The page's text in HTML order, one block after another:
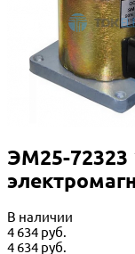
ЭМ25-72323
В наличии
4 634 руб.
4 634 руб.